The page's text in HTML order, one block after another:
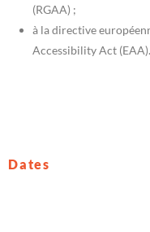
(RGAA) ;
à la directive
Accessibility Act (EAA).
Dates